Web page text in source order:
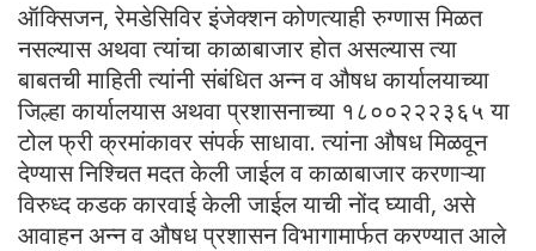
ऑक्सिजन, रेमडेसिविर इंजेक्शन कोणत्याही रुग्णास मिळत
नसल्यास अथवा त्यांचा काळाबाजार होत असल्यास त्या
बाबतची माहिती त्यांनी संबंधित अन्न व औषध कार्यालयाच्या
जिल्हा कार्यालयास अथवा प्रशासनाच्या १८००२२२३६५ या
टोल फ्री क्रमांकावर संपर्क साधावा. त्यांना औषध मिळवून
देण्यास निश्चित मदत केली जाईल व काळाबाजार करणाऱ्या
विरुध्द कडक कारवाई केली जाईल याची नोंद घ्यावी, असे
आवाहन अन्न व औषध प्रशासन विभागामार्फत करण्यात आले